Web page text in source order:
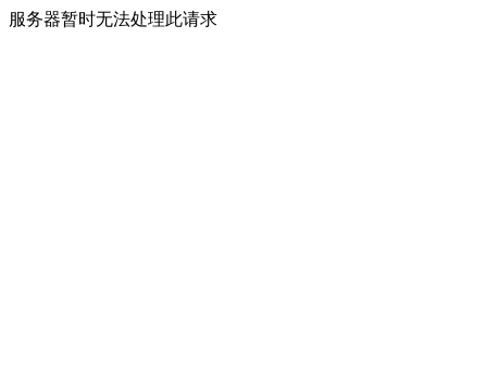
服务器暂时无法处理此请求